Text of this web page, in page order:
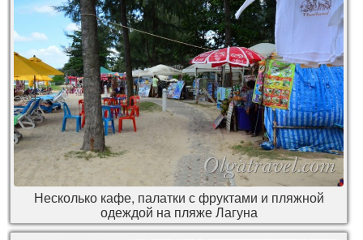
Несколько кафе, палатки с фруктами и пляжной
одеждой на пляже Лагуна